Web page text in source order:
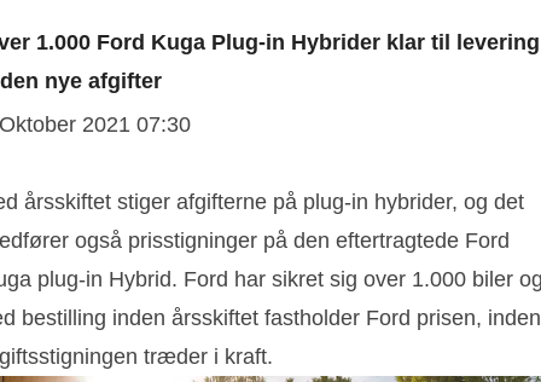
1.000 Ford Kuga Plug-in Hybrider klar til levering
nye afgifter
2021 07:30
årsskiftet stiger afgifterne på plug-in hybrider, og det
også prisstigninger på den eftertragtede Ford
plug-in Hybrid. Ford har sikret sig over 1.000 biler
bestilling inden årsskiftet fastholder Ford prisen, inden
træder i kraft.